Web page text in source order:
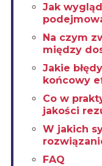
Jak
Na czym
między
Jakie
końcowy
Co w
jakości
W jakich
FAQ